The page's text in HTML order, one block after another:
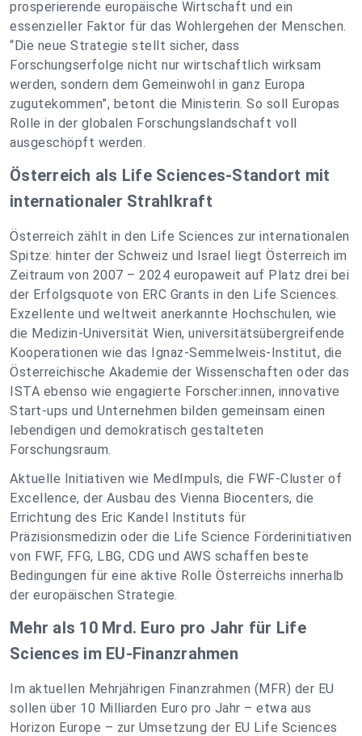
prosperierende europäische Wirtschaft und ein
essenzieller Faktor für das Wohlergehen der Menschen.
“Die neue Strategie stellt sicher, dass
Forschungserfolge nicht nur wirtschaftlich wirksam
werden, sondern dem Gemeinwohl in ganz Europa
zugutekommen”, betont die Ministerin. So soll Europas
Rolle in der globalen Forschungslandschaft voll
ausgeschöpft werden.
Österreich als Life Sciences-Standort mit
internationaler Strahlkraft
Österreich zählt in den Life Sciences zur internationalen
Spitze: hinter der Schweiz und Israel liegt Österreich im
Zeitraum von 2007 – 2024 europaweit auf Platz drei bei
der Erfolgsquote von ERC Grants in den Life Sciences.
Exzellente und weltweit anerkannte Hochschulen, wie
die Medizin-Universität Wien, universitätsübergreifende
Kooperationen wie das Ignaz-Semmelweis-Institut, die
Österreichische Akademie der Wissenschaften oder das
ISTA ebenso wie engagierte Forscher:innen, innovative
Start-ups und Unternehmen bilden gemeinsam einen
lebendigen und demokratisch gestalteten
Forschungsraum.
Aktuelle Initiativen wie MedImpuls, die FWF-Cluster of
Excellence, der Ausbau des Vienna Biocenters, die
Errichtung des Eric Kandel Instituts für
Präzisionsmedizin oder die Life Science Förderinitiativen
von FWF, FFG, LBG, CDG und AWS schaffen beste
Bedingungen für eine aktive Rolle Österreichs innerhalb
der europäischen Strategie.
Mehr als 10 Mrd. Euro pro Jahr für Life
Sciences im EU-Finanzrahmen
Im aktuellen Mehrjährigen Finanzrahmen (MFR) der EU
sollen über 10 Milliarden Euro pro Jahr – etwa aus
Horizon Europe – zur Umsetzung der EU Life Sciences